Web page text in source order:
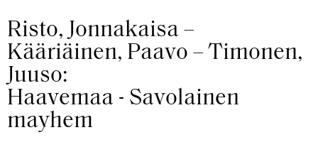
Risto, Jonnakaisa –
Kääriäinen, Paavo – Timonen,
Juuso:
Haavemaa - Savolainen
mayhem